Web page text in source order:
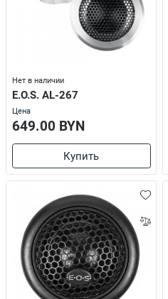
Нет в наличии
E.O.S. AL-267
Цена
649.00 BYN
Купить